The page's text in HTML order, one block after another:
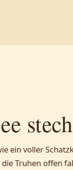
ein voller
Truhen offen